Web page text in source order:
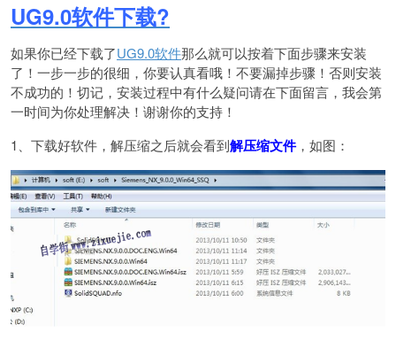
UG9.0软件下载?
如果你已经下载了UG9.0软件那么就可以按着下面步骤来安装
了！一步一步的很细，你要认真看哦！不要漏掉步骤！否则安装
不成功的！切记，安装过程中有什么疑问请在下面留言，我会第
一时间为你处理解决！谢谢你的支持！
1
、下载好软件，解压缩之后就会看到 解压缩文件，如图：